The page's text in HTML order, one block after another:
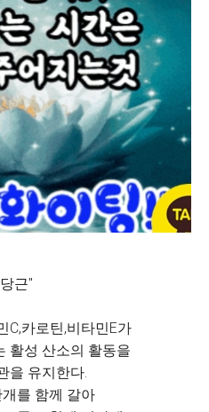
근"
C,카로틴,비타민E가
활성 산소의 활동을
을 유지한다.
를 함께 갈아